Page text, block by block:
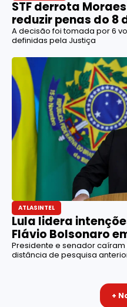
STF derrota
reduzir penas do 8
A decisão foi tomada por 6
definidas pela Justiça
ATLASINTEL
Lula lidera
Flávio Bolsonaro
Presidente e senador
distância de pesquisa
+